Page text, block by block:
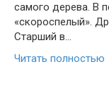
самого дерева. В
«скороспелый».
Старший в…
Читать полностью